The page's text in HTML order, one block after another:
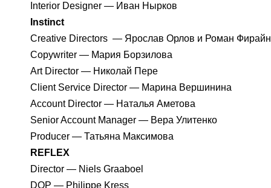
Interior Designer — Иван Нырков
Instinct
Creative Directors — Ярослав Орлов и Роман
Copywriter — Мария Борзилова
Art Director — Николай Пере
Client Service Director — Марина Вершинина
Account Director — Наталья Аметова
Senior Account Manager — Вера Улитенко
Producer — Татьяна Максимова
REFLEX
Director — Niels Graaboel
DOP — Philippe Kress